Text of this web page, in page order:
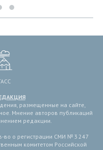
размещенные на сайте,
Мнение авторов публикаций
редакции.
во о регистрации СМИ № 3 247
комитетом Российской